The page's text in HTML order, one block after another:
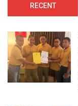
RECENT